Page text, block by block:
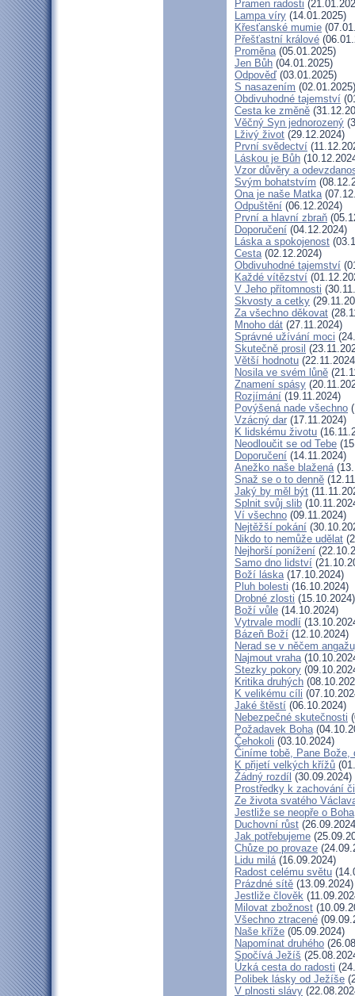
Pramen radosti
Lampa víry (14.01.2025)
Křesťanské mumie
Přešťastní králové
Proměna(05.01.2025)
Jen Bůh (04.01.2025)
Odpověď (03.01.2025)
S nasazením (02.01.2025)
Obdivuhodné tajemství
Cesta ke změně
Věčný Syn jednorozený
Lživý život (29.12.2024)
První svědectví
Láskou je Bůh
Vzor důvěry a
Svým bohatstvím
Ona je naše Matka
Odpuštění (06.12.2024)
První a hlavní zbraň
Doporučení (04.12.2024)
Láska a spokojenost
Cesta(02.12.2024)
Obdivuhodné tajemství
Každé vítězství
V Jeho přítomnosti
Skvosty a cetky
Za všechno děkovat
Mnoho dát (27.11.2024)
Správné užívání moci
Skutečně prosil
Větší hodnotu
Nosila ve svém lůně
Znamení spásy
Rozjímání (19.11.2024)
Povýšená nade všechno
Vzácný dar (17.11.2024)
K lidskému životu
Neodloučit se od Tebe
Doporučení (14.11.2024)
Anežko naše blažená
Snaž se o to denně
Jaký by měl být
Splnit svůj slib
Ví všechno (09.11.2024)
Nejtěžší pokání
Nikdo to nemůže udělat
Nejhorší ponížení
Samo dno lidství
Boží láska(17.10.2024)
Pluh bolesti (16.10.2024)
Drobné zlosti (15.10.2024)
Boží vůle (14.10.2024)
Vytrvale modlí
Bázeň Boží (12.10.2024)
Nerad se v něčem
Najmout vraha
Stezky pokory
Kritika druhých
K velikému cíli
Jaké štěstí (06.10.2024)
Nebezpečné skutečnosti
Požadavek Boha
Čehokoli (03.10.2024)
Činíme tobě, Pane Bože,
K přijetí velkých křížů
Žádný rozdíl (30.09.2024)
Prostředky k zachování
Ze života svatého
Jestliže se neopře o Boha
Duchovní růst
Jak potřebujeme
Chůze po provaze
Lidu milá(16.09.2024)
Radost celému světu
Prázdné sítě (13.09.2024)
Jestliže člověk
Milovat zbožnost
Všechno ztracené
Naše kříže (05.09.2024)
Napomínat druhého
Spočívá Ježíš
Úzká cesta do radosti
Polibek lásky od Ježíše
V plnosti slávy